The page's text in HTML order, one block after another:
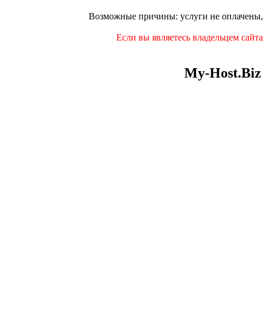
Возможные причины: услуги не
Если вы являетесь владельцем
My-Host.Biz